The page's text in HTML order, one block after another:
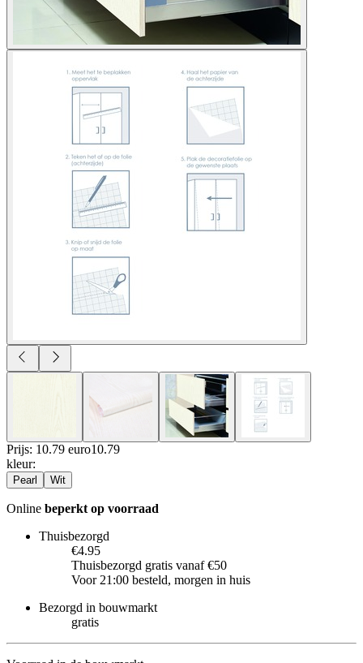
Prijs: 10.79 euro10.79
kleur:
Pearl Wit
Online beperkt op voorraad
Thuisbezorgd
€4.95
Thuisbezorgd gratis vanaf €50
Voor 21:00 besteld, morgen in huis
Bezorgd in bouwmarkt
gratis